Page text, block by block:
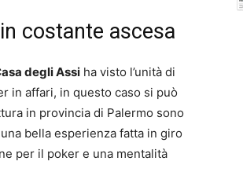
costante ascesa
degli Assi ha visto l’unità di
in affari, in questo caso si può
in provincia di Palermo sono
bella esperienza fatta in giro
per il poker e una mentalità